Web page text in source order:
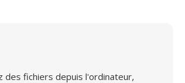
des fichiers depuis l'ordinateur,